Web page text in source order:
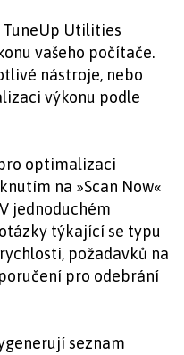
TuneUp Utilities
vašeho počítače.
nástroje, nebo
výkonu podle
optimalizaci
na »Scan Now«
jednoduchém
týkající se typu
požadavků na
pro odebrání
seznam